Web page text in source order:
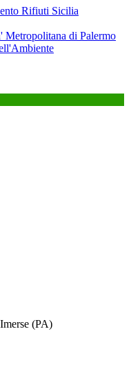
Rifiuti Sicilia
Metropolitana di Palermo
(PA)